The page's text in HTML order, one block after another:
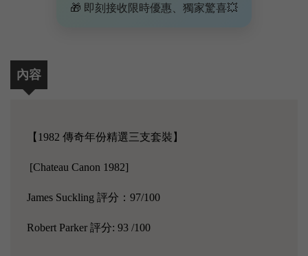
🎁 即刻接收限時優惠、獨家驚喜💥
內容
【1982 傳奇年份精選三支套裝】
[Chateau Canon 1982]
James Suckling 評分：97/100
Robert Parker 評分: 93 /100